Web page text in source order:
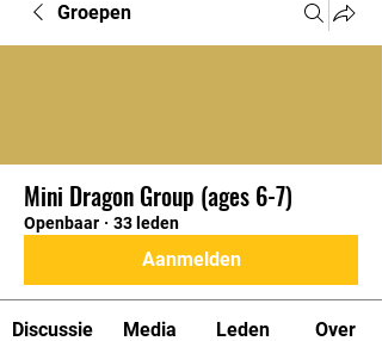
Groepen
Mini Dragon Group (ages 6-7)
Openbaar · 33 leden
Aanmelden
Discussie Media Leden Over